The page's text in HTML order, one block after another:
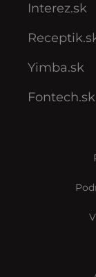
Interez.sk
Yimba.sk
Fontech.sk